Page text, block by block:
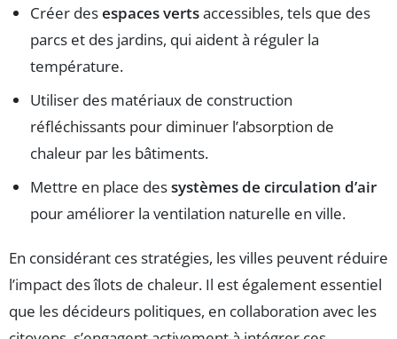
Créer desespaces vertsaccessibles, tels que des
parcs et des jardins, qui aident à réguler la
température.
Utiliser des matériaux de construction
réfléchissants pour diminuer l’absorption de
chaleur par les bâtiments.
Mettre en place dessystèmes de circulation d’air
pour améliorer la ventilation naturelle en ville.
En considérant ces stratégies, les villes peuvent réduire
l’impact des îlots de chaleur. Il est également essentiel
que les décideurs politiques, en collaboration avec les